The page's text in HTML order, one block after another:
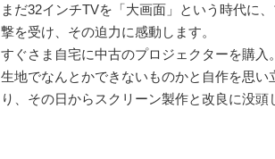
まだ32インチTVを「大画面」という時代に
撃を受け、その迫力に感動します。
すぐさま自宅に中古のプロジェクターを購
生地でなんとかできないものかと自作を思
り、その日からスクリーン製作と改良に没頭